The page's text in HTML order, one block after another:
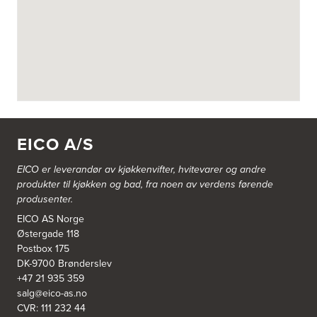
Aurland Elektriske AS
Odden 10 A
Tel.:57-633463
Bekkestua kjøkkenstudio as
Gamle Ringeriksvei 32
1357 Bekkestua
Tel.:99228877
Bergen Kjøkkensenter A/S
Hellevegen 228
5039 Bergen
Tel.:55-395060
EICO A/S
EICO er leverandør av kjøkkenvifter, hvitevarer og andre
produkter til kjøkken og bad, fra noen av verdens førende
produsenter.
EICO AS Norge
Østergade 118
Postbox 175
DK-9700 Brønderslev
+47 21 935 359
salg@eico-as.no
CVR: 111 232 44